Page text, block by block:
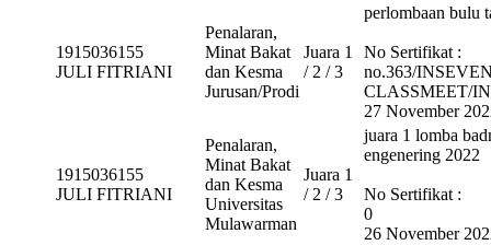
1915036155
JULI FITRIANI
Penalaran,
Minat Bakat
dan Kesma
Jurusan/Prodi
Juara 1
/ 2 / 3
perlombaan bulu
No Sertifikat :
no.363/
CLASSMEET/
27 November
1915036155
JULI FITRIANI
Penalaran,
Minat Bakat
dan Kesma
Universitas
Mulawarman
Juara 1
/ 2 / 3
juara 1 lomba
engenering 2022
No Sertifikat :
0
26 November